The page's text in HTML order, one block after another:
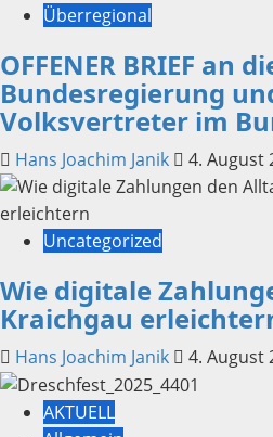
Überregional
OFFENER BRIEF an
Bundesregierung
Volksvertreter im
Hans Joachim Janik 4. August
Uncategorized
Wie digitale
Kraichgau
Hans Joachim Janik 4. August
AKTUELL